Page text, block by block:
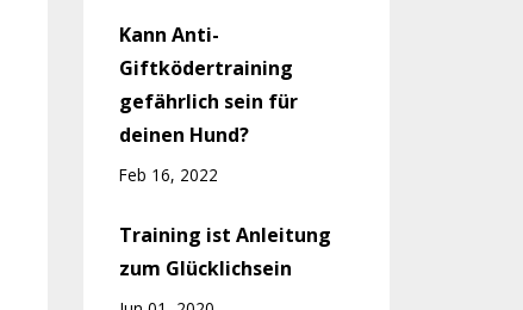
Kann Anti-
Giftködertraining
gefährlich sein für
deinen Hund?
Feb 16, 2022
Training ist Anleitung
zum Glücklichsein